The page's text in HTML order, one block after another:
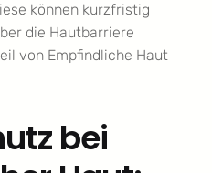
können kurzfristig
die Hautbarriere
von Empfindliche Haut
bei